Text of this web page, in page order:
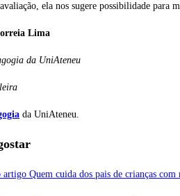
ela nos sugere possibilidade para
Lima
da UniAteneu
da UniAteneu.